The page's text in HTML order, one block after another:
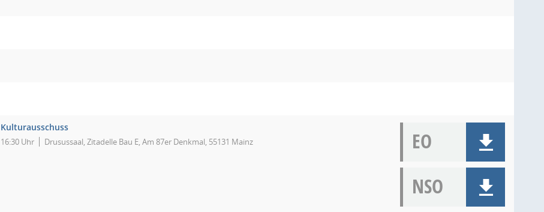
Kulturausschuss
16:30 Uhr Drusussaal, Zitadelle Bau E, Am 87er Denkmal, 55131 Mainz
EO
NSO